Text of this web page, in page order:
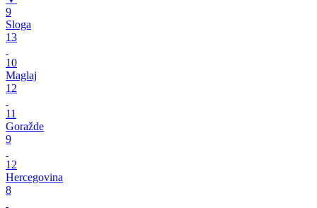
9
Sloga
13
10
Maglaj
12
11
Goražde
9
12
Hercegovina
8